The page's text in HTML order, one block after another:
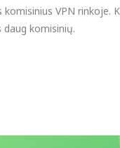
komisinius VPN rinkoje.
komisinių.